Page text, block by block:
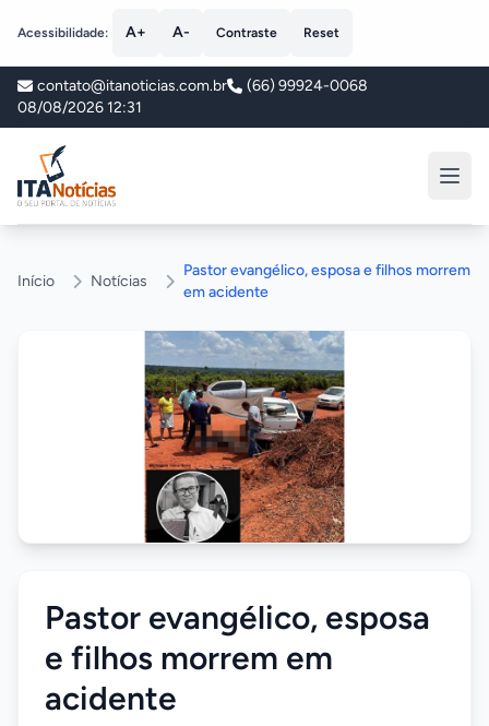
Acessibilidade: A+ A- Contraste Reset
contato@itanoticias.com.br
(66) 99924-0068
08/08/2026 12:31
ITA Notícias
Início Notícias
Pastor evangélico, esposa e filhos morrem
em acidente
Pastor evangélico, esposa
e filhos morrem em
acidente